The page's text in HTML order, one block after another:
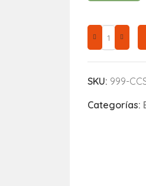
SKU: 999-
Categorías: